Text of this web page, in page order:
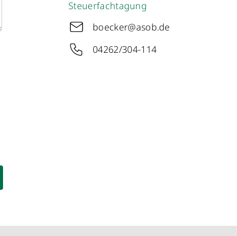
Steuerfachtagung
boecker@asob.de
04262/304-114